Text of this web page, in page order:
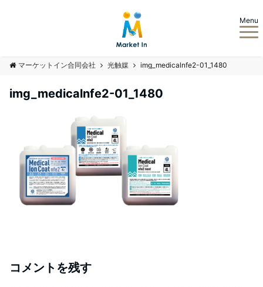
Menu
マーケットイン合同会社 光触媒 img_medicalnfe2-01_1480
img_medicalnfe2-01_1480
コメントを残す